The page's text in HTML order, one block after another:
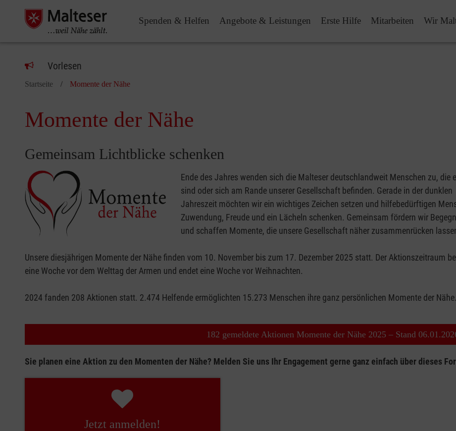
Spenden & Helfen Angebote & Leistungen Erste Hilfe Mitarbeiten Wir
Vorlesen
Startseite Momente der Nähe
Momente der Nähe
Gemeinsam Lichtblicke schenken
Ende des Jahres wenden sich die Malteser deutschlandweit Menschen zu, die
sind oder sich am Rande unserer Gesellschaft befinden. Gerade in der dunklen
Jahreszeit möchten wir ein wichtiges Zeichen setzen und hilfebedürftigen
Zuwendung, Freude und ein Lächeln schenken. Gemeinsam fördern wir
und schaffen Momente, die unsere Gesellschaft näher zusammenrücken
Unsere diesjährigen Momente der Nähe finden vom 10. November bis zum 17. Dezember 2025 statt. Der Aktionszeitraum
eine Woche vor dem Welttag der Armen und endet eine Woche vor Weihnachten.
2024 fanden 208 Aktionen statt. 2.474 Helfende ermöglichten 15.273 Menschen ihre ganz persönlichen Momente der Nähe.
182 gemeldete Aktionen Momente der Nähe 2025 – Stand
Sie planen eine Aktion zu den Momenten der Nähe? Melden Sie uns Ihr Engagement gerne ganz einfach über dieses
Jetzt anmelden!